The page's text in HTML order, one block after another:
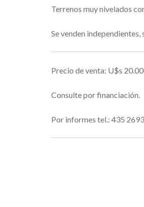
Terrenos muy nivelados
Se venden independientes,
Precio de venta: U$s
Consulte por financiación.
Por informes tel.: 435